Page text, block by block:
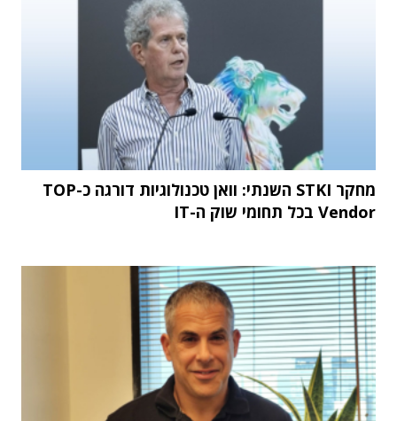
מחקר STKI השנתי: וואן טכנולוגיות דורגה כ-TOP
Vendor בכל תחומי שוק ה-IT